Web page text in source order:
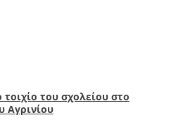
του σχολείου στο
Αγρινίου